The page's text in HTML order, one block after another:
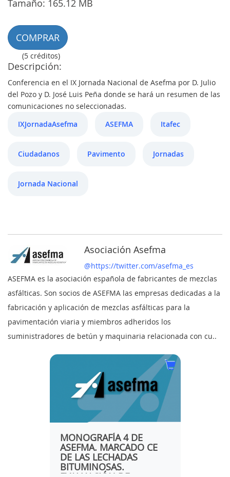
Tamaño: 165.12 MB
COMPRAR
(5 créditos)
Descripción:
Conferencia en el IX Jornada Nacional de Asefma por D. Julio
del Pozo y D. José Luis Peña donde se hará un resumen de las
comunicaciones no seleccionadas.
IXJornadaAsefma
ASEFMA Itafec
Ciudadanos Pavimento Jornadas
Jornada Nacional
Asociación Asefma
@https://twitter.com/asefma_es
ASEFMA es la asociación española de fabricantes de mezclas
asfálticas. Son socios de ASEFMA las empresas dedicadas a la
fabricación y aplicación de mezclas asfálticas para la
pavimentación viaria y miembros adheridos los
suministradores de betún y maquinaria relacionada con cu..
MONOGRAFÍA 4 DE
ASEFMA. MARCADO CE
DE LAS LECHADAS
BITUMINOSAS.